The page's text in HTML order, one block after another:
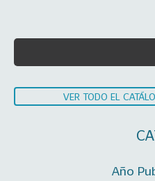
VER TODO EL
Año